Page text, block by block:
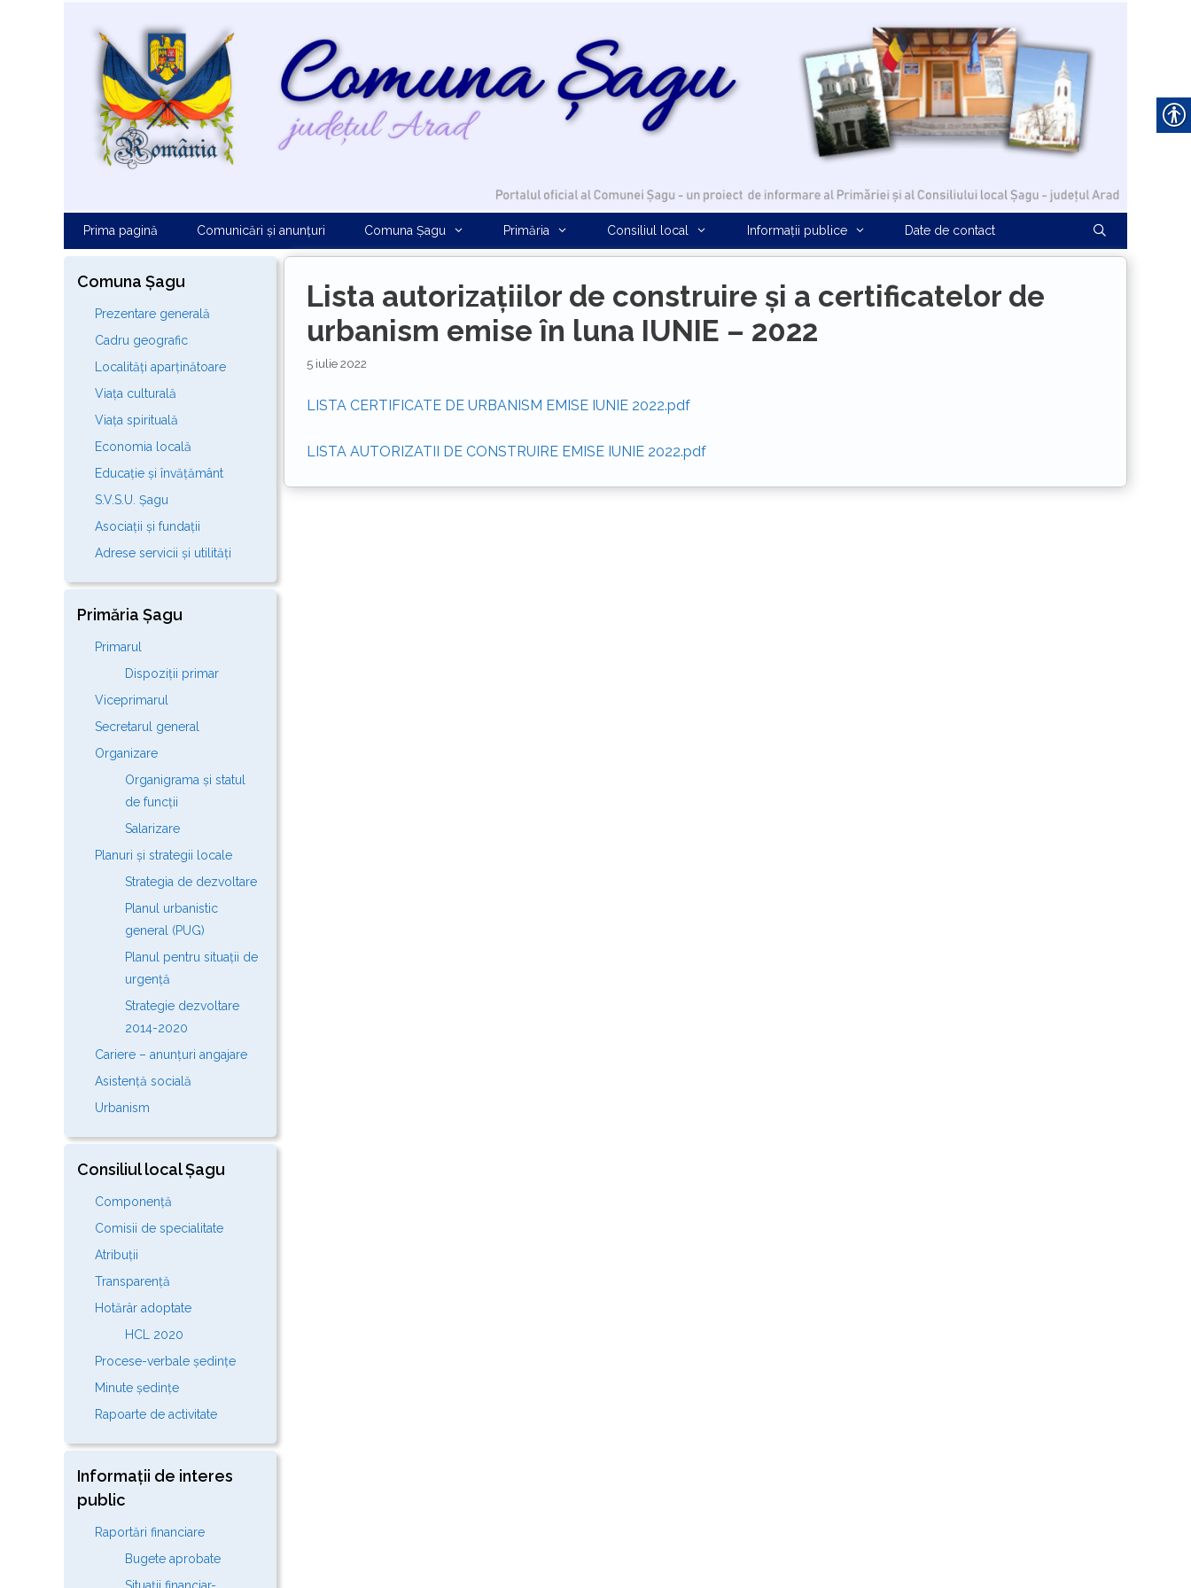
Prima pagină Comunicări și anunțuri Comuna Șagu Primăria Consiliul local Informații publice Date de contact
Lista autorizațiilor de construire și a certificatelor de
urbanism emise în luna IUNIE – 2022
5 iulie 2022
LISTA CERTIFICATE DE URBANISM EMISE IUNIE 2022.pdf
LISTA AUTORIZATII DE CONSTRUIRE EMISE IUNIE 2022.pdf
Comuna Șagu
Prezentare generală
Cadru geografic
Localități aparținătoare
Viața culturală
Viața spirituală
Economia locală
Educație și învățământ
S.V.S.U. Șagu
Asociații și fundații
Adrese servicii și utilități
Primăria Șagu
Primarul
Dispoziții primar
Viceprimarul
Secretarul general
Organizare
Organigrama și statul
de funcții
Salarizare
Planuri și strategii locale
Strategia de dezvoltare
Planul urbanistic
general (PUG)
Planul pentru situații de
urgență
Strategie dezvoltare
2014-2020
Cariere – anunțuri angajare
Asistență socială
Urbanism
Consiliul local Șagu
Componență
Comisii de specialitate
Atribuții
Transparență
Hotărâr adoptate
HCL 2020
Procese-verbale ședințe
Minute ședințe
Rapoarte de activitate
Informații de interes
public
Raportări financiare
Bugete aprobate